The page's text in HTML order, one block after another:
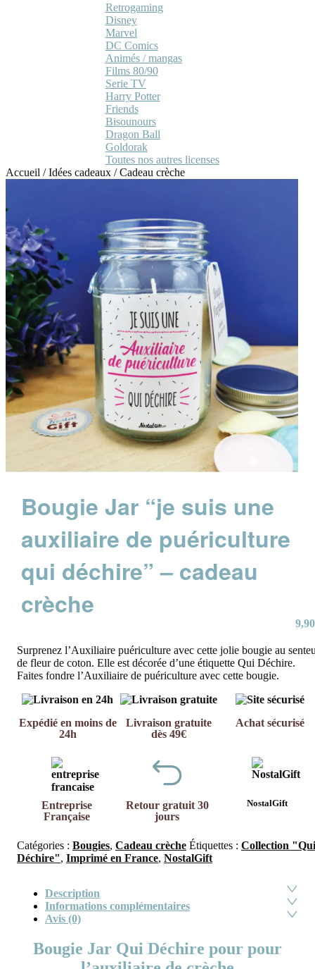
Retrogaming
Disney
Marvel
DC Comics
Animés / mangas
Films 80/90
Serie TV
Harry Potter
Friends
Bisounours
Dragon Ball
Goldorak
Toutes nos autres licenses
Accueil /Idées cadeaux /Cadeau crèche
Bougie Jar “je suis une
auxiliaire de puériculture
qui déchire” – cadeau
crèche
9,90
Surprenez l’Auxiliaire puériculture avec cette jolie bougie au
de fleur de coton. Elle est décorée d’une étiquette Qui Déchire.
Faites fondre l’Auxiliaire de puériculture avec cette bougie.
Expédié en moins de
24h
Livraison gratuite
dès 49€
Achat sécurisé
Entreprise
Française
Retour gratuit 30
jours
NostalGift
Catégories : Bougies, Cadeau crèche Étiquettes : Collection "Qui
Déchire", Imprimé en France, NostalGift
Description
Informations complémentaires
Avis (0)
Bougie Jar Qui Déchire pour pour